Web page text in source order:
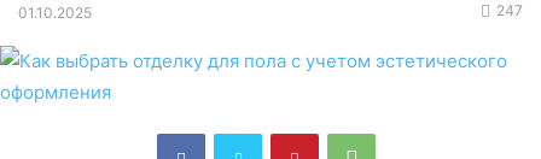
01.10.2025 247